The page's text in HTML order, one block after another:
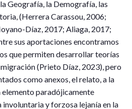
Geografía, la Demografía, las
(Herrera Carassou, 2006;
Díaz, 2017; Aliaga, 2017;
sus aportaciones encontramos
que permiten desarrollar teorías
(Prieto Díaz, 2023), pero
como anexos, el relato, a la
elemento paradójicamente
y forzosa lejanía en la